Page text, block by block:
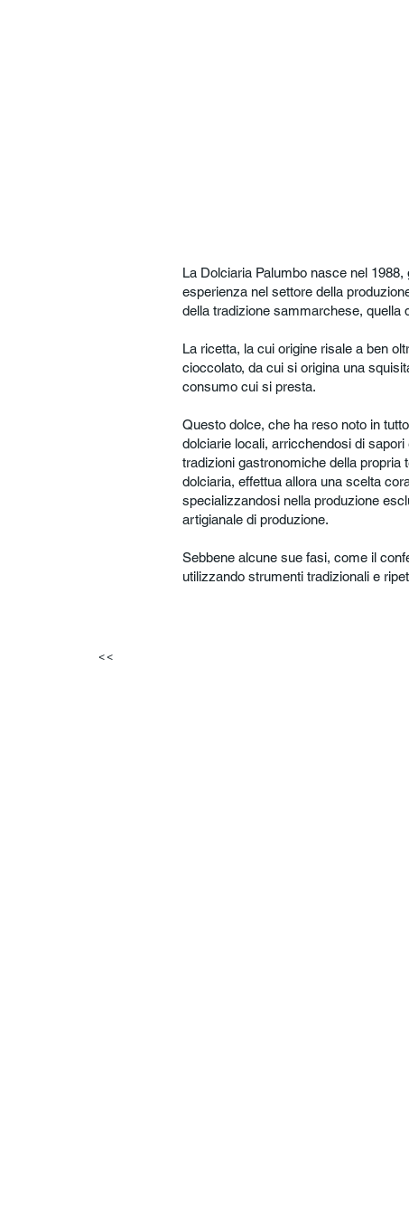
La Dolciaria Palumbo nasce nel
esperienza nel settore della
della tradizione sammarchese, quella
La ricetta, la cui origine risale a ben
cioccolato, da cui si origina una
consumo cui si presta.
Questo dolce, che ha reso noto in
dolciarie locali, arricchendosi di
tradizioni gastronomiche della propria
dolciaria, effettua allora una scelta
specializzandosi nella produzione
artigianale di produzione.
Sebbene alcune sue fasi, come il
utilizzando strumenti tradizionali e
<<